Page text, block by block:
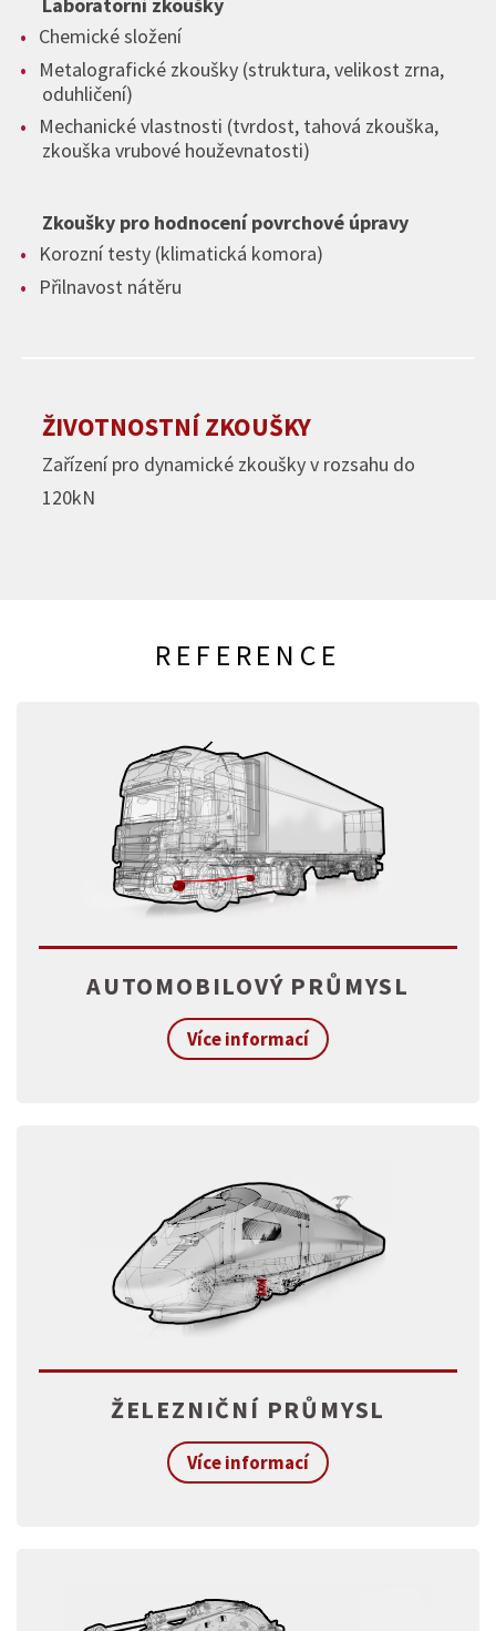
Chemické složení
Metalografické zkoušky (struktura, velikost zrna,
oduhličení)
Mechanické vlastnosti (tvrdost, tahová zkouška,
zkouška vrubové houževnatosti)
Zkoušky pro hodnocení povrchové úpravy
Korozní testy (klimatická komora)
Přilnavost nátěru
ŽIVOTNOSTNÍ ZKOUŠKY
Zařízení pro dynamické zkoušky v rozsahu do
120kN
REFERENCE
AUTOMOBILOVÝ PRŮMYSL
Více informací
ŽELEZNIČNÍ PRŮMYSL
Více informací